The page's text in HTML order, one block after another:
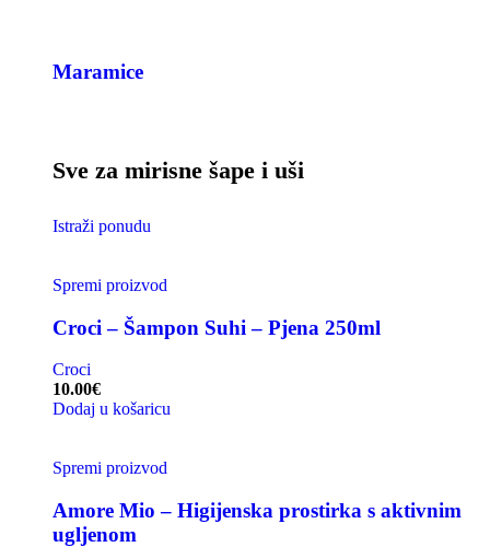
Maramice
Sve za mirisne šape i uši
Istraži ponudu
Spremi proizvod
Croci – Šampon Suhi – Pjena 250ml
Croci
10.00€
Dodaj u košaricu
Spremi proizvod
Amore Mio – Higijenska prostirka s aktivnim
ugljenom